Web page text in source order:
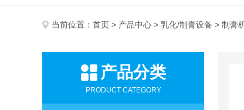
当前位置： 首页 > 产品中心 > 乳化/制膏设备 > 制膏
产品分类
PRODUCT CATEGORY